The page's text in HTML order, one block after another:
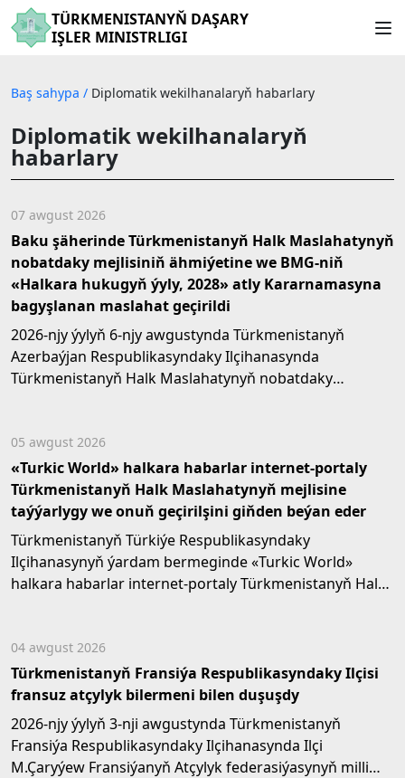
TÜRKMENISTANYŇ DAŞARY
IŞLER MINISTRLIGI
Baş sahypa / Diplomatik wekilhanalaryň habarlary
Diplomatik wekilhanalaryň
habarlary
07 awgust 2026
Baku şäherinde Türkmenistanyň Halk Maslahatynyň
nobatdaky mejlisiniň ähmiýetine we BMG-niň
«Halkara hukugyň ýyly, 2028» atly Kararnamasyna
bagyşlanan maslahat geçirildi
2026-njy ýylyň 6-njy awgustynda Türkmenistanyň
Azerbaýjan Respublikasyndaky Ilçihanasynda
Türkmenistanyň Halk Maslahatynyň nobatdaky
05 awgust 2026
«Turkic World» halkara habarlar internet-portaly
Türkmenistanyň Halk Maslahatynyň mejlisine
taýýarlygy we onuň geçirilşini giňden beýan eder
Türkmenistanyň Türkiýe Respublikasyndaky
Ilçihanasynyň ýardam bermeginde «Turkic World»
halkara habarlar internet-portaly Türkmenistanyň Halk
04 awgust 2026
Türkmenistanyň Fransiýa Respublikasyndaky Ilçisi
fransuz atçylyk bilermeni bilen duşuşdy
2026-njy ýylyň 3-nji awgustynda Türkmenistanyň
Fransiýa Respublikasyndaky Ilçihanasynda Ilçi
M.Çaryýew Fransiýanyň Atçylyk federasiýasynyň milli